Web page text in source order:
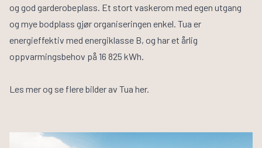
og god garderobeplass. Et stort vaskerom med egen utgang
og mye bodplass gjør organiseringen enkel. Tua er
energieffektiv med energiklasse B, og har et årlig
oppvarmingsbehov på 16 825 kWh.
Les mer og se flere bilder av Tua her.